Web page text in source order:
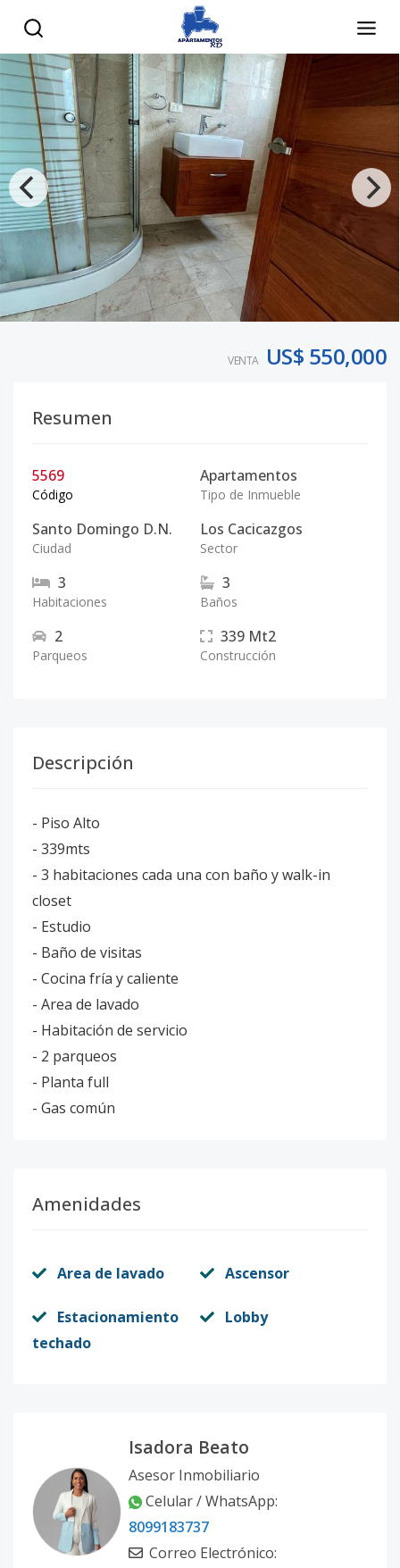
VENTA US$ 550,000
Resumen
5569
Código
Apartamentos
Tipo de Inmueble
Santo Domingo D.N.
Ciudad
Los Cacicazgos
Sector
3
Habitaciones
3
Baños
2
Parqueos
339 Mt2
Construcción
Descripción
- Piso Alto
- 339mts
- 3 habitaciones cada una con baño y walk-in
closet
- Estudio
- Baño de visitas
- Cocina fría y caliente
- Area de lavado
- Habitación de servicio
- 2 parqueos
- Planta full
- Gas común
Amenidades
Area de lavado Ascensor
Estacionamiento
techado
Lobby
Isadora Beato
Asesor Inmobiliario
Celular / WhatsApp:
8099183737
Correo Electrónico: